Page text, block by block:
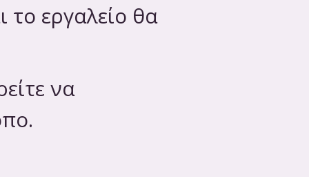
το εργαλείο θα
να